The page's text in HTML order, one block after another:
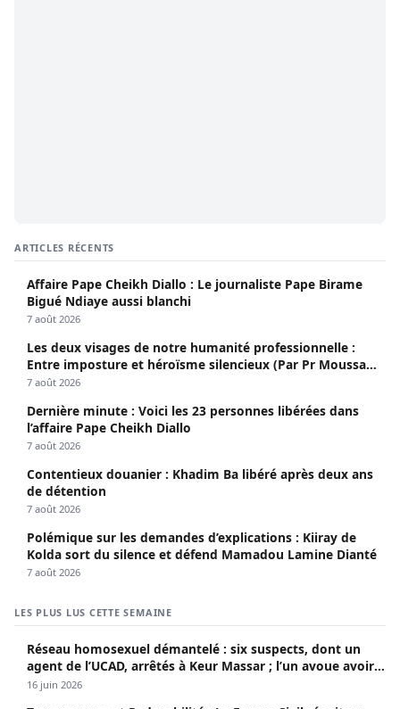
ARTICLES RÉCENTS
Affaire Pape Cheikh Diallo : Le journaliste Pape Birame
Bigué Ndiaye aussi blanchi
7 août 2026
Les deux visages de notre humanité professionnelle :
Entre imposture et héroïsme silencieux (Par Pr Moussa
Seydi)
7 août 2026
Dernière minute : Voici les 23 personnes libérées dans
l’affaire Pape Cheikh Diallo
7 août 2026
Contentieux douanier : Khadim Ba libéré après deux ans
de détention
7 août 2026
Polémique sur les demandes d’explications : Kiiray de
Kolda sort du silence et défend Mamadou Lamine Dianté
7 août 2026
LES PLUS LUS CETTE SEMAINE
Réseau homosexuel démantelé : six suspects, dont un
agent de l’UCAD, arrêtés à Keur Massar ; l’un avoue avoir
propagé le VIH depuis 2018
16 juin 2026